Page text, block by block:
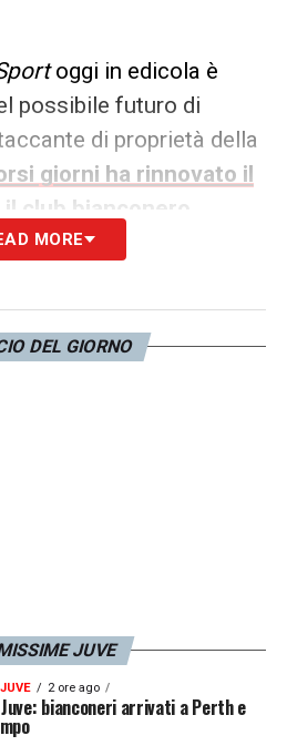
oggi in edicola è
possibile futuro di
di proprietà della
giorni ha rinnovato il
club bianconero
leggermente cambiato il
per l’exMarsiglia
dopo una
MORE
DEL GIORNO
JUVE
2 ore ago
bianconeri arrivati a Perth e